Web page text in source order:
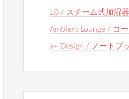
±0 / スチーム式加湿
Ambient Lounge / コ
a+ Design / ノートブ